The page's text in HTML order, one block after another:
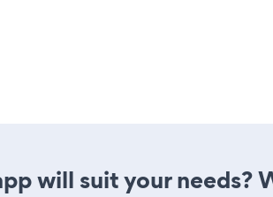
will suit your needs?